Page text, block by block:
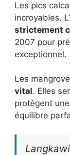
Les pics
incroyables. L’
strictement
2007 pour
exceptionnel.
Les
vital. Elles
protègent
équilibre